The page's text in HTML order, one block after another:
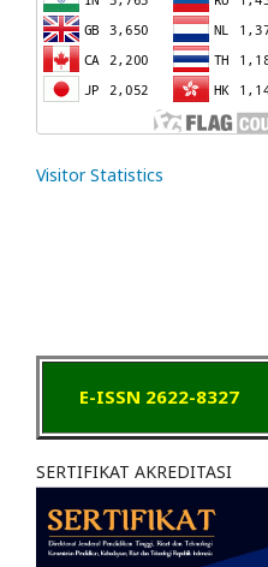
Visitor Statistics
E-ISSN 2622-8327
SERTIFIKAT AKREDITASI